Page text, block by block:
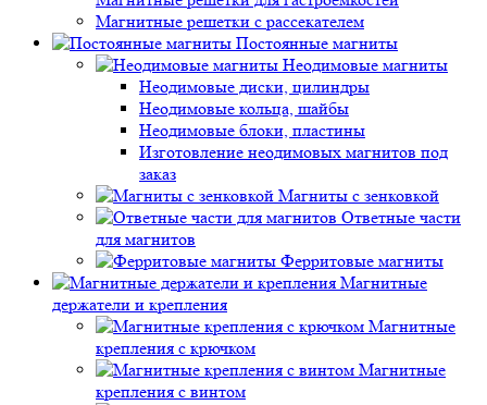
Магнитные решетки с рассекателем
Постоянные магниты
Неодимовые магниты
Неодимовые диски, цилиндры
Неодимовые кольца, шайбы
Неодимовые блоки, пластины
Изготовление неодимовых магнитов под
заказ
Магниты с зенковкой
Ответные части
для магнитов
Ферритовые магниты
Магнитные
держатели и крепления
Магнитные
крепления с крючком
Магнитные
крепления с винтом